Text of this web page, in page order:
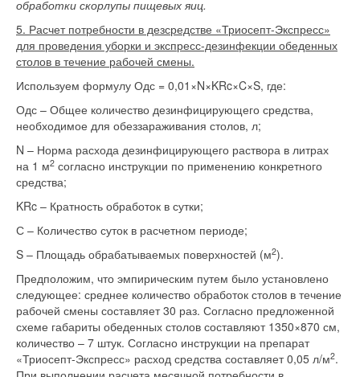
обработки скорлупы пищевых яиц.
5. Расчет потребности в дезсредстве «Триосепт-Экспресс»
для проведения уборки и экспресс-дезинфекции обеденных
столов в течение рабочей смены.
Используем формулу Одс = 0,01×N×KRc×C×S, где:
Одс – Общее количество дезинфицирующего средства,
необходимое для обеззараживания столов, л;
N – Норма расхода дезинфицирующего раствора в литрах
на 1 м2 согласно инструкции по применению конкретного
средства;
KRc – Кратность обработок в сутки;
С – Количество суток в расчетном периоде;
S – Площадь обрабатываемых поверхностей (м2).
Предположим, что эмпирическим путем было установлено
следующее: среднее количество обработок столов в течение
рабочей смены составляет 30 раз. Согласно предложенной
схеме габариты обеденных столов составляют 1350×870 см,
количество – 7 штук. Согласно инструкции на препарат
«Триосепт-Экспресс» расход средства составляет 0,05 л/м2.